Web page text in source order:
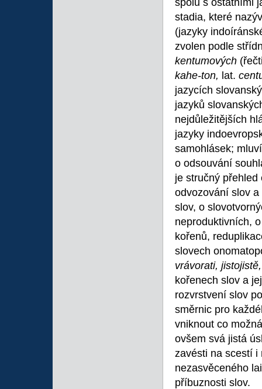
spolu s ostatními
stadia, které
(jazyky
zvolen podle
kentumových
kahe-ton, lat.
jazycích
jazyků
nejdůležitějších
jazyky
samohlásek;
o odsouvání
je stručný
odvozování slov
slov, o
neproduktivních,
kořenů,
slovech
vrávorati,
kořenech slov a
rozvrstvení slov
směrnic pro
vniknout co
ovšem svá jistá
zavésti na scestí i
nezasvěceného
příbuznosti slov.